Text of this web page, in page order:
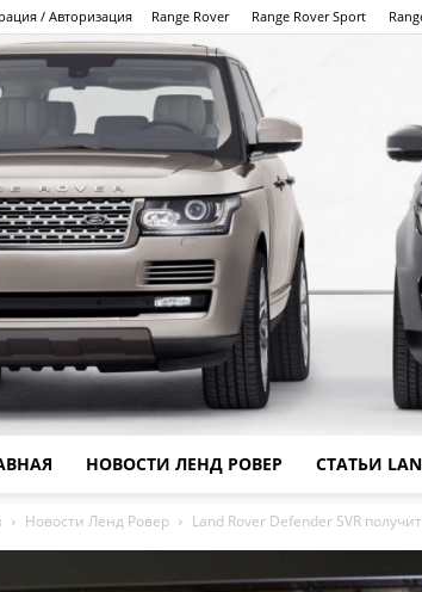
/ Авторизация Range Rover Range Rover Sport
НОВОСТИ ЛЕНД РОВЕР СТАТЬИ
Новости Ленд Ровер Land Rover Defender SVR